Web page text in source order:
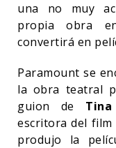
una no muy
propia obra
convertirá en
Paramount se
la obra teatral
guion de
escritora del film
produjo la